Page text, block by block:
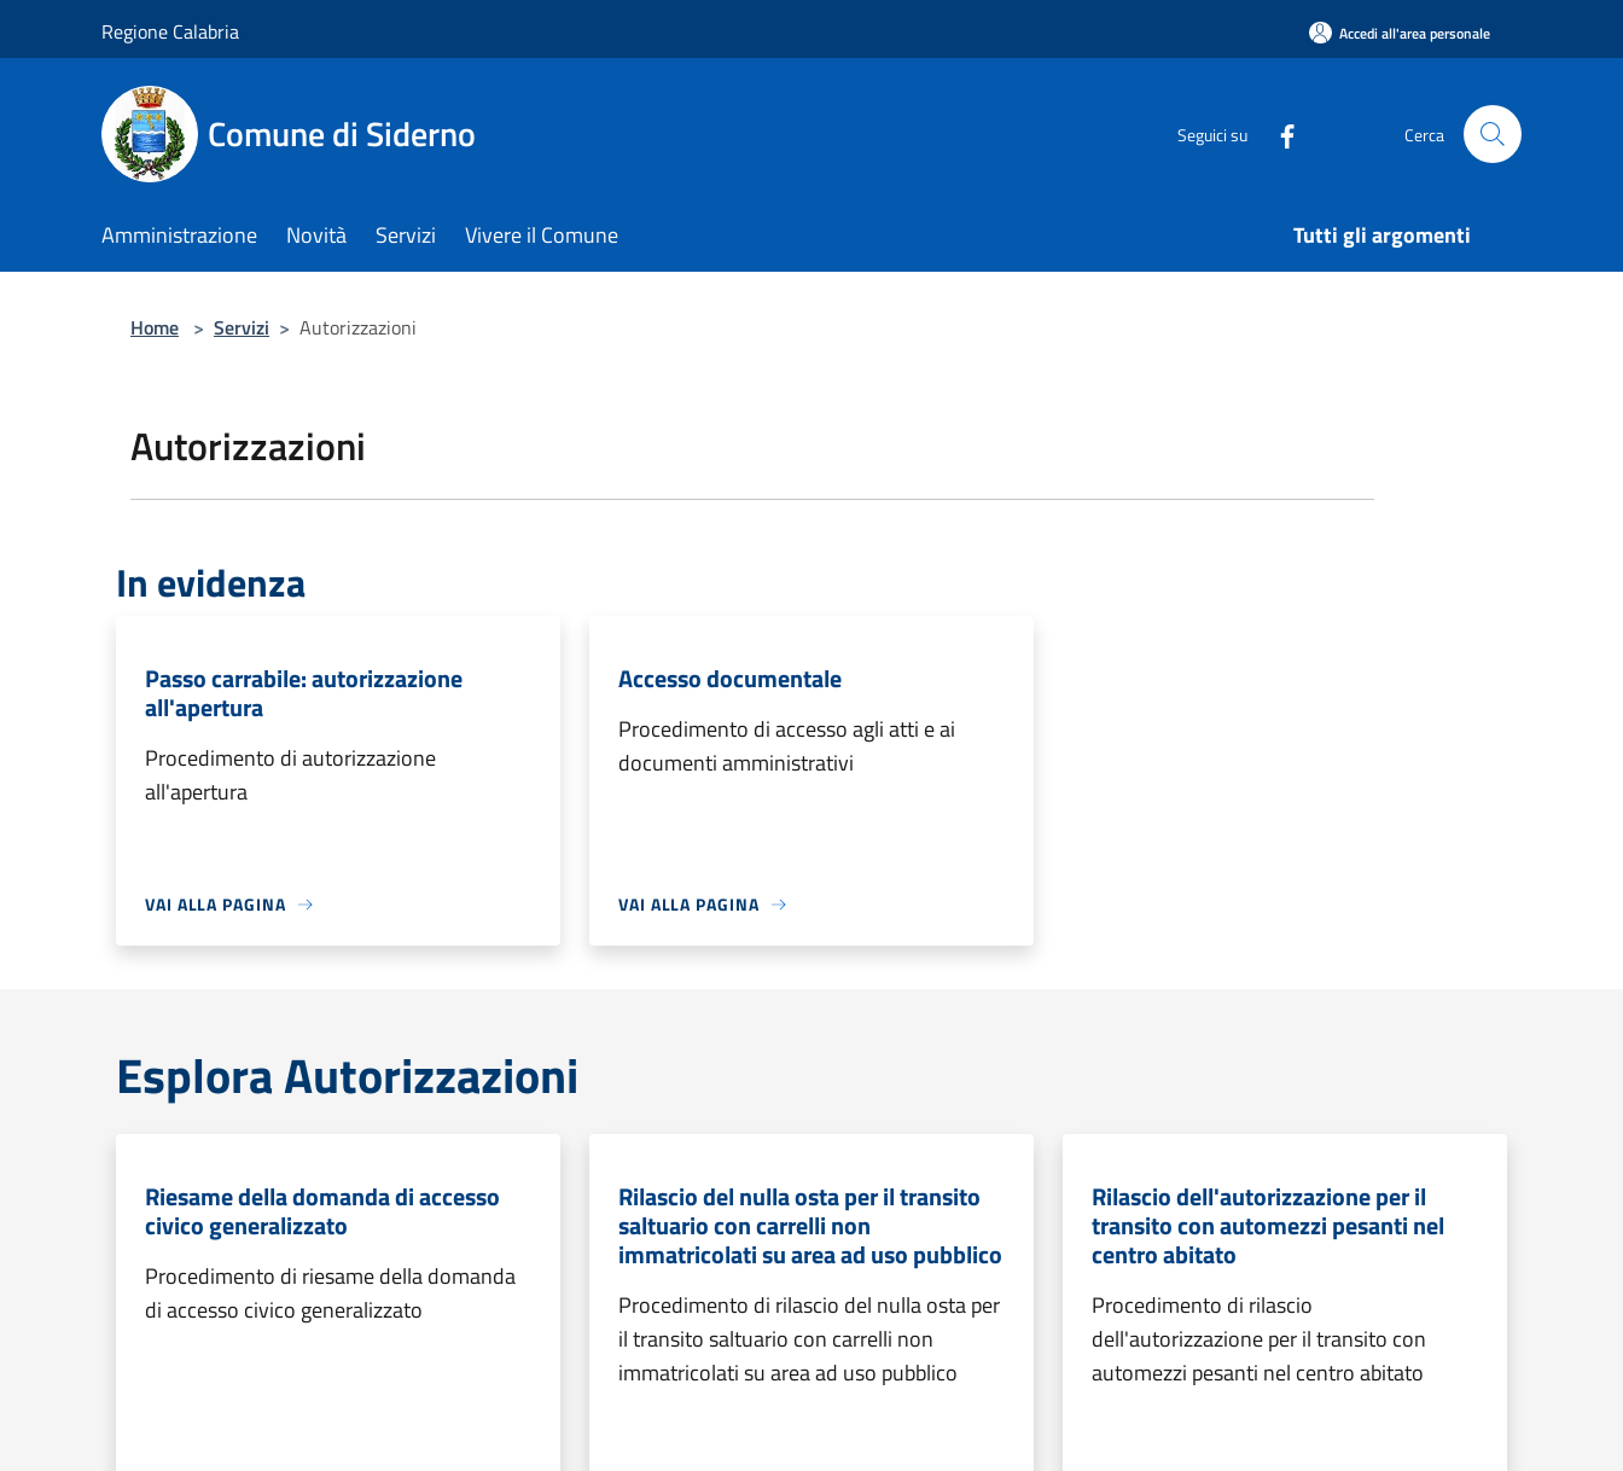
Regione Calabria Accedi all'area personale
Comune di Siderno Seguici su Cerca
Amministrazione Novità Servizi Vivere il Comune Tutti gli argomenti
Home > Servizi > Autorizzazioni
Autorizzazioni
In evidenza
Passo carrabile: autorizzazione
all'apertura
Procedimento di autorizzazione
all'apertura
VAI ALLA PAGINA
Accesso documentale
Procedimento di accesso agli atti e ai
documenti amministrativi
VAI ALLA PAGINA
Esplora Autorizzazioni
Riesame della domanda di accesso
civico generalizzato
Procedimento di riesame della domanda
di accesso civico generalizzato
Rilascio del nulla osta per il transito
saltuario con carrelli non
immatricolati su area ad uso pubblico
Procedimento di rilascio del nulla osta per
il transito saltuario con carrelli non
immatricolati su area ad uso pubblico
Rilascio dell'autorizzazione per il
transito con automezzi pesanti nel
centro abitato
Procedimento di rilascio
dell'autorizzazione per il transito con
automezzi pesanti nel centro abitato